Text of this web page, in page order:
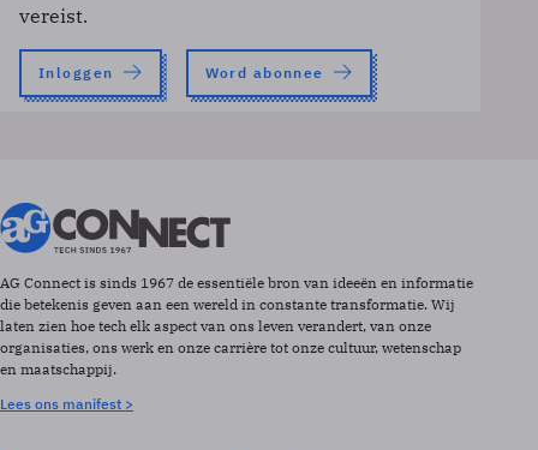
vereist.
Inloggen Word abonnee
AG Connect is sinds 1967 de essentiële bron van ideeën en informatie
die betekenis geven aan een wereld in constante transformatie. Wij
laten zien hoe tech elk aspect van ons leven verandert, van onze
organisaties, ons werk en onze carrière tot onze cultuur, wetenschap
en maatschappij.
Lees ons manifest >